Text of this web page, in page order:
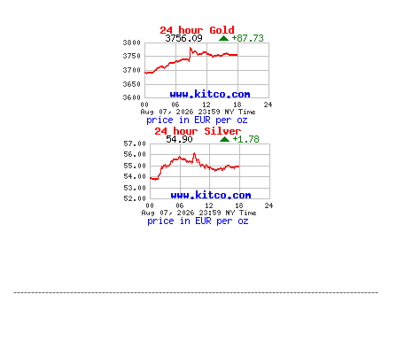
-------------------------------------------------------------------------------------------------------